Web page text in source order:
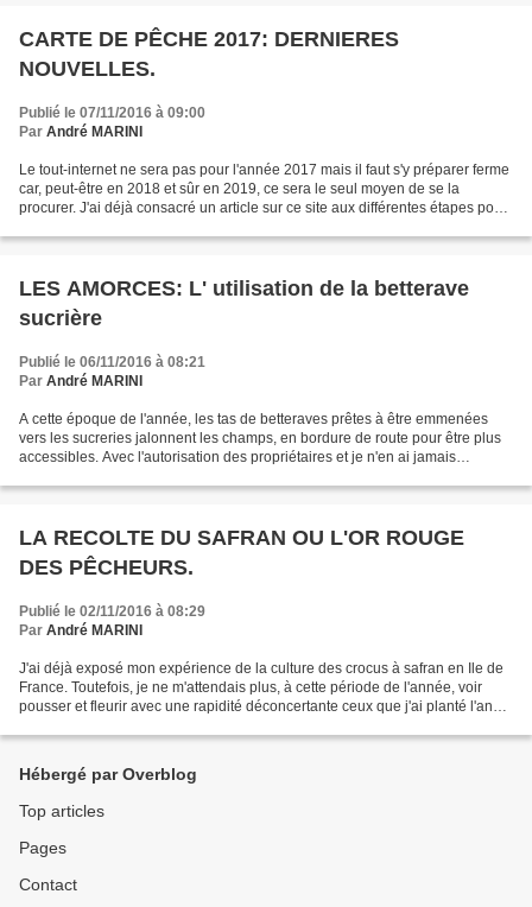
CARTE DE PÊCHE 2017: DERNIERES
NOUVELLES.
Publié le 07/11/2016 à 09:00
Par André MARINI
Le tout-internet ne sera pas pour l'année 2017 mais il faut s'y préparer ferme
car, peut-être en 2018 et sûr en 2019, ce sera le seul moyen de se la
procurer. J'ai déjà consacré un article sur ce site aux différentes étapes pour
LES AMORCES: L' utilisation de la betterave
sucrière
Publié le 06/11/2016 à 08:21
Par André MARINI
A cette époque de l'année, les tas de betteraves prêtes à être emmenées
vers les sucreries jalonnent les champs, en bordure de route pour être plus
accessibles. Avec l'autorisation des propriétaires et je n'en ai jamais
LA RECOLTE DU SAFRAN OU L'OR ROUGE
DES PÊCHEURS.
Publié le 02/11/2016 à 08:29
Par André MARINI
J'ai déjà exposé mon expérience de la culture des crocus à safran en Ile de
France. Toutefois, je ne m'attendais plus, à cette période de l'année, voir
pousser et fleurir avec une rapidité déconcertante ceux que j'ai planté l'an
Hébergé par Overblog
Top articles
Pages
Contact